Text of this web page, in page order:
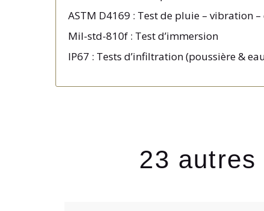
ASTM D4169 : Test de pluie – vibration
Mil-std-810f : Test d’immersion
IP67 : Tests d’infiltration (poussière &
23